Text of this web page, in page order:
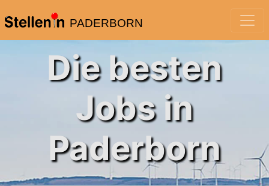
PADERBORN
Die besten
Jobs in
Paderborn